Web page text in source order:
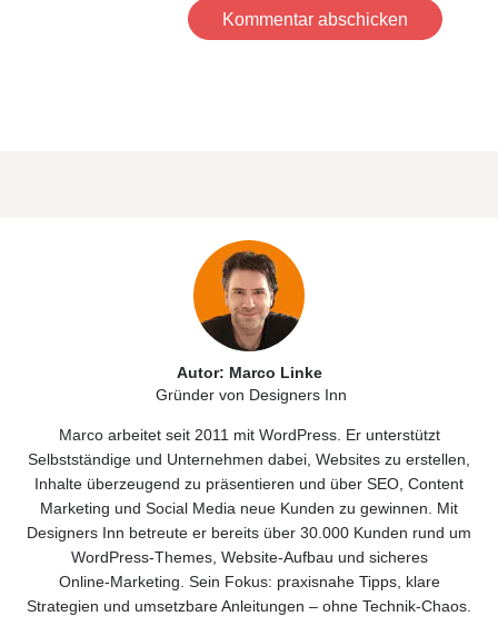
Kommentar abschicken
Autor: Marco Linke
Gründer von Designers Inn
Marco arbeitet seit 2011 mit WordPress. Er unterstützt
Selbstständige und Unternehmen dabei, Websites zu erstellen,
Inhalte überzeugend zu präsentieren und über SEO, Content
Marketing und Social Media neue Kunden zu gewinnen. Mit
Designers Inn betreute er bereits über 30.000 Kunden rund um
WordPress-Themes, Website-Aufbau und sicheres
Online‑Marketing. Sein Fokus: praxisnahe Tipps, klare
Strategien und umsetzbare Anleitungen – ohne Technik‑Chaos.